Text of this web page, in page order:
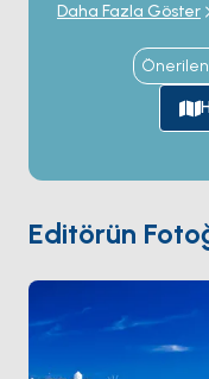
Super Paradise
burada öğle
dönüşebilir; kuzey
günübirlikçilerin
başka bir
yüzme sularına
Nammos 'ta
teraslarından yel
batımını
açık; Haziran ve
Daha Fazla Göster
Editörün